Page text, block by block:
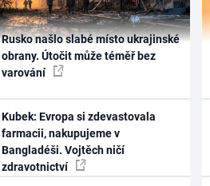
Rusko našlo slabé místo ukrajinské
obrany. Útočit může téměř bez
varování
Kubek: Evropa si zdevastovala
farmacii, nakupujeme v
Bangladéši. Vojtěch ničí
zdravotnictví